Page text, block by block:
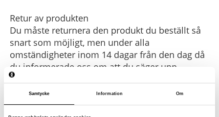
Samtycke Information Om
Retur av produkten
Du måste returnera den produkt du beställt så
snart som möjligt, men under alla
omständigheter inom 14 dagar från den dag då
du informerade oss om att du säger upp
prenumerationen eller köpeavtalet. Detta gäller
inte om du säger upp din prenumeration under
ångerperioden som börjar efter mottagandet av